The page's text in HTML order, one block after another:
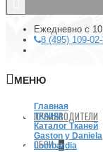
Ежедневно с
8 (495) 109-
МЕНЮ
ПРОИЗВОДИТЕЛИ
ОБОИ +
Главная
ТКАНИ
Каталог Тканей
Gaston y Daniela
Lombardia